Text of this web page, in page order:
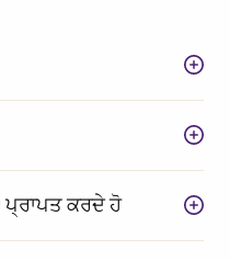
ਪ੍ਰਾਪਤ ਕਰਦੇ ਹੋ